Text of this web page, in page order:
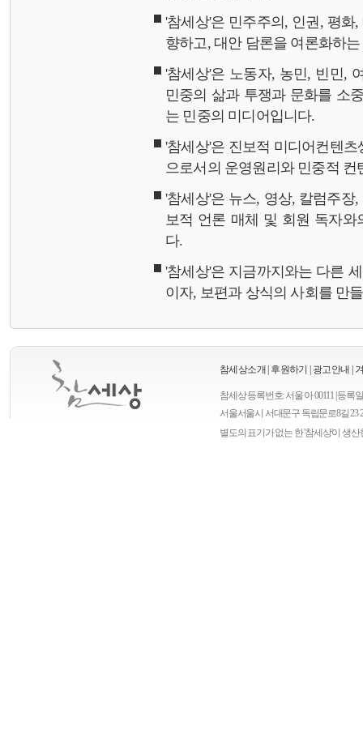
'참세상'은 민주주의, 인권, 평
향하고, 대안 담론을 여론화하
'참세상'은 노동자, 농민, 빈민,
민중의 삶과 투쟁과 문화를 소
는 민중의 미디어입니다.
'참세상'은 진보적 미디어컨텐
으로서의 운영원리와 민중적
'참세상'은 뉴스, 영상, 칼럼주
보적 언론 매체 및 회원 독자와
다.
'참세상'은 지금까지와는 다른
이자, 보편과 상식의 사회를 만
참세상소개 후원하기 광고안내
참세상 등록번호: 서울 아 00111 | 등록
서울서울시 서대문구 독립문로8길 23
별도의 표기가 없는 한 '참세상'이 생